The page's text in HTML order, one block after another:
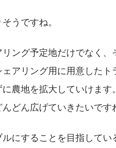
うですね。
ング予定地だけでなく
アリング用に用意したト
農地を拡大していけま
どん広げていきたいです
にすることを目指してい